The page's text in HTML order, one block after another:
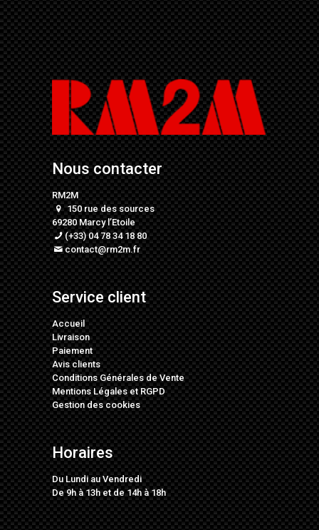
Nous contacter
RM2M
150 rue des sources
69280 Marcy l’Etoile
(+33) 04 78 34 18 80
contact@rm2m.fr
Service client
Accueil
Livraison
Paiement
Avis clients
Conditions Générales de Vente
Mentions LégalesetRGPD
Gestion des cookies
Horaires
Du Lundi au Vendredi
De 9h à 13h et de 14h à 18h